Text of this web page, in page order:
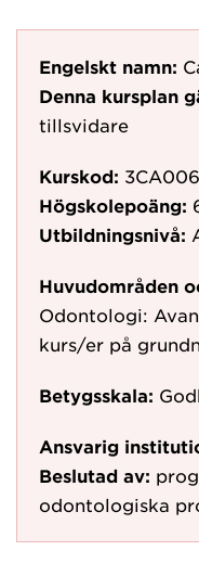
Engelskt namn:
Denna kursplan
tillsvidare
Kurskod: 3CA006
Högskolepoäng:
Utbildningsnivå:
Huvudområden
Odontologi:
kurs/er på
Betygsskala:
Ansvarig
Beslutad av:
odontologiska